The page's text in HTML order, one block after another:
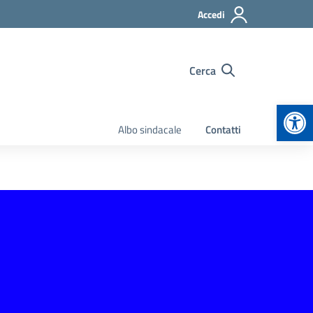
Accedi
Cerca
Albo sindacale Contatti